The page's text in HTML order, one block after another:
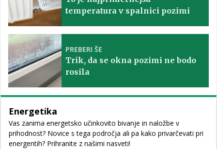
temperatura v spalnici pozimi
PREBERI ŠE
Trik, da se okna pozimi ne bodo
rosila
Energetika
Vas zanima energetsko učinkovito bivanje in naložbe v
prihodnost? Novice s tega področja ali pa kako privarčevati pri
energentih? Prihranite z našimi nasveti!